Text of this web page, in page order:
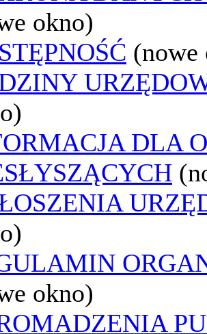
okno)
(nowe
DLA
okno)